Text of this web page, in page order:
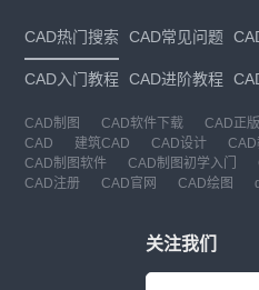
CAD热门搜索 CAD常见问题
CAD入门教程 CAD进阶教程
CAD制图 CAD软件下载 CAD正版
CAD
建筑CAD CAD设计 CAD
CAD制图软件
CAD制图初学入门
CAD注册
CAD官网 CAD绘图
关注我们